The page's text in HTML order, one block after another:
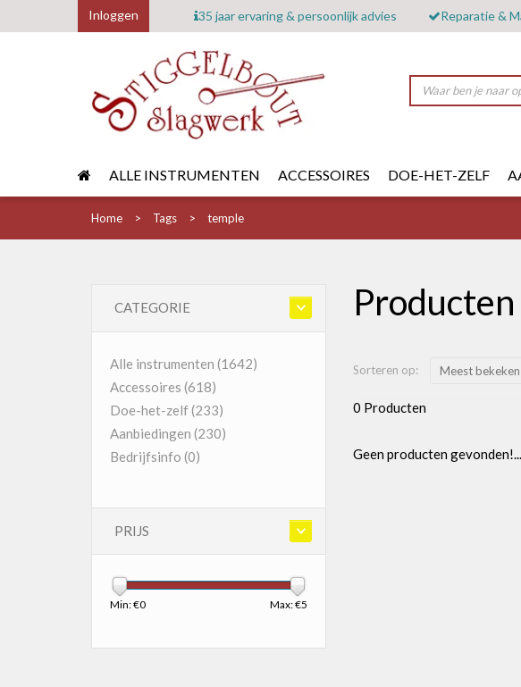
Inloggen 35 jaar ervaring & persoonlijk advies Reparatie &
ALLE INSTRUMENTEN ACCESSOIRES DOE-HET-ZELF
Home Tags temple
CATEGORIE
Alle instrumenten (1642)
Accessoires (618)
Doe-het-zelf(233)
Aanbiedingen (230)
Bedrijfsinfo (0)
PRIJS
Min: €0 Max: €5
Sorteren op: Meest bekeken
0 Producten
Geen producten gevonden!...